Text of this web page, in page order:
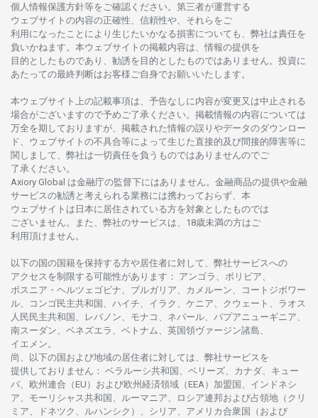
個人情報保護方針等を ご確認ください。 第三者が運営する
ウェブサイトの内容の正確性、信頼性や、それらをご
利用になったことにより 生じたいかなる損害についても、 弊社は責任を
負いかね ます。 本ウェブサイトの掲載内容は、 情報の提供を
目的としたものであり、 勧誘を 目的としたものではありません。 投資に
あたっての最終判断はお客様ご自身でお願いいたします。
本ウェブサイト 上の記載事項は、 予告なしに 内容が変更又は中止さ れる
場合がございますので予めご了承ください。 掲載情報の内容については
万全を期しておりますが、 掲載さ れた情報の誤りやデータのダウンロー
ド、 ウェブサイトの不具合等に よって生じた 直接的及び間接的障害等に
関し まして、 弊社は一切責任を負うものではありませんのでご
了承ください。
Axiory Global は金融庁の監督下にはありません。 金融商品の提供や金融
サービスの勧誘と 考えられる業務には携わっておらず、 本
ウェブサイトは 日本に 居住さ れている方を対象としたものでは
ございません。
また、 弊社のサービスは、18歳未満の方は ご
利用頂けません 。
以下の国の国籍を保持する方や居住者に対して、 弊社サービスへの
アクセスを制限する可能性があります ： アンゴラ、ボリビア、
ボスニア ・ ヘルツェゴビナ、ブルガリア、カメルーン、コートジボワー
ル、
コンゴ民主共和国、ハイチ、イラク、ケニア、クウェート、 ラオス
人民民主共和国、レバノン、モナコ、ネパール、パプアニューギニア、
南スーダン、ベネズエラ、ベトナム、 英国領ヴァージン諸島、
イエメン。
尚、 以下の国および地域の居住者に対しては、 弊社サービスを
提供しておりません ： ベラルーシ共和国、ベリーズ、カナダ、キュー
バ、 欧州連合 （EU） および欧州経済領域 （EEA）加盟国、インドネシ
ア、 モーリシャス共和国、ルーマニア、 ロシア連邦および占領地 （クリ
ミア、ドネツク、ルハンシク）、シリア、 アメリカ合衆国 （および